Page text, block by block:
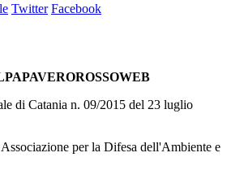
Twitter Facebook
di Catania n. 09/2015 del 23 luglio
Associazione per la Difesa dell'Ambiente e